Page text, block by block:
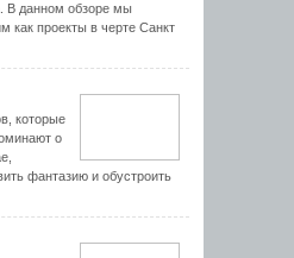
В данном обзоре мы
как проекты в черте Санкт
которые
о
фантазию и обустроить